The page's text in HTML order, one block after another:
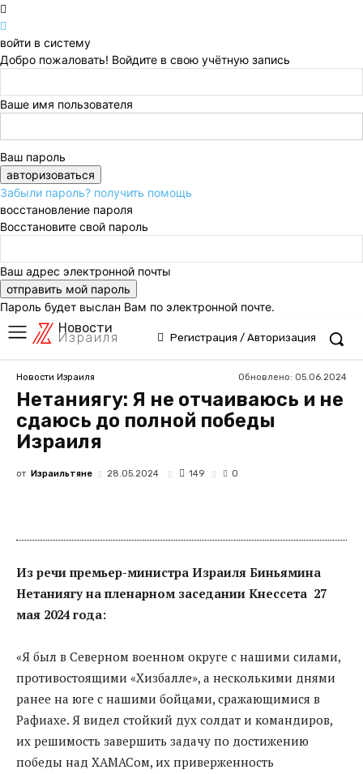
войти в систему
Добро пожаловать! Войдите в свою учётную запись
Ваше имя пользователя
Ваш пароль
Забыли пароль? получить помощь
восстановление пароля
Восстановите свой пароль
Ваш адрес электронной почты
Пароль будет выслан Вам по электронной почте.
Новости
Израиля Регистрация / Авторизация
Новости Израиля Обновлено: 05.06.2024
Нетаниягу: Я не отчаиваюсь и не
сдаюсь до полной победы
Израиля
от Израильтяне 28.05.2024 149 0
Из речи премьер-министра Израиля Биньямина
Нетаниягу на пленарном заседании Кнессета 27
мая 2024 года:
«Я был в Северном военном округе с нашими силами,
противостоящими «Хизбалле», а несколькими днями
ранее на юге с нашими бойцами, сражающимися в
Рафиахе. Я видел стойкий дух солдат и командиров,
их решимость завершить задачу по достижению
победы над ХАМАСом, их приверженность